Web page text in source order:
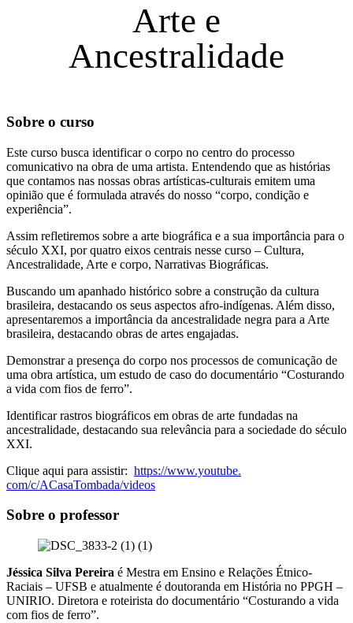
Arte e
Ancestralidade
Sobre o curso
Este curso busca identificar o corpo no centro do processo
comunicativo na obra de uma artista. Entendendo que as histórias
que contamos nas nossas obras artísticas-culturais emitem uma
opinião que é formulada através do nosso “corpo, condição e
experiência”.
Assim refletiremos sobre a arte biográfica e a sua importância para o
século XXI, por quatro eixos centrais nesse curso – Cultura,
Ancestralidade, Arte e corpo, Narrativas Biográficas.
Buscando um apanhado histórico sobre a construção da cultura
brasileira, destacando os seus aspectos afro-indígenas. Além disso,
apresentaremos a importância da ancestralidade negra para a Arte
brasileira, destacando obras de artes engajadas.
Demonstrar a presença do corpo nos processos de comunicação de
uma obra artística, um estudo de caso do documentário “Costurando
a vida com fios de ferro”.
Identificar rastros biográficos em obras de arte fundadas na
ancestralidade, destacando sua relevância para a sociedade do século
XXI.
Clique aqui para assistir: https://www.youtube.
com/c/ACasaTombada/videos
Sobre o professor
Jéssica Silva Pereira é Mestra em Ensino e Relações Étnico-
Raciais – UFSB e atualmente é doutoranda em História no PPGH –
UNIRIO. Diretora e roteirista do documentário “Costurando a vida
com fios de ferro”.